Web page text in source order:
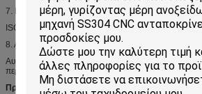
7. Πιστοποίηση:
ISO 9001 ISO 14001 RoHS
8. Αγορές πωλήσαμε:
Αυστραλία, Γερμανία, Βόρεια Αμερική, Αφρική, και
περιοχή.
Προδιαγραφές: